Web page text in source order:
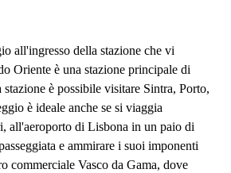
all'ingresso della stazione che vi
Oriente è una stazione principale di
è possibile visitare Sintra, Porto,
è ideale anche se si viaggia
all'aeroporto di Lisbona in un paio di
e ammirare i suoi imponenti
commerciale Vasco da Gama, dove